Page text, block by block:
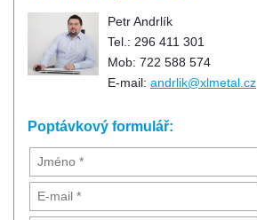
Petr Andrlík
Tel.: 296 411 301
Mob: 722 588 574
E-mail: andrlik@xlmetal.cz
Poptávkový formulář: